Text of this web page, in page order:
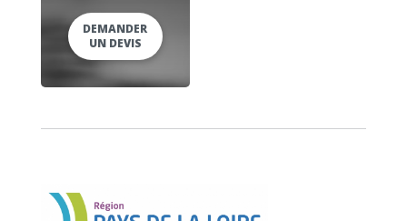
DEMANDER
UN DEVIS